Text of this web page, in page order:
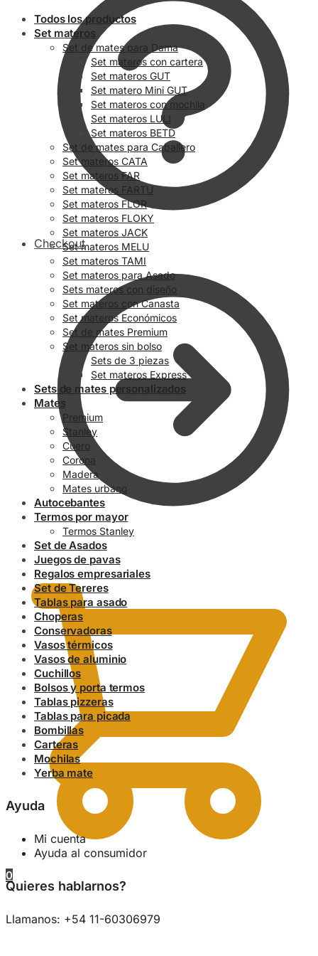
Checkout
0.00 $
0
Todos los productos
Set materos
Set de mates para Dama
Set materos con cartera
Set materos GUT
Set matero Mini GUT
Set materos con mochila
Set materos LULI
Set materos BETD
Set de mates para Caballero
Set materos CATA
Set materos FAR
Set materos FARTU
Set materos FLOR
Set materos FLOKY
Set materos JACK
Set materos MELU
Set materos TAMI
Set materos para Asado
Sets materos con diseño
Set materos con Canasta
Set materos Económicos
Set de mates Premium
Set materos sin bolso
Sets de 3 piezas
Set materos Express
Sets de mates personalizados
Mates
Premium
Stanley
Cuero
Corona
Madera
Mates urbano
Autocebantes
Termos por mayor
Termos Stanley
Set de Asados
Juegos de pavas
Regalos empresariales
Set de Tereres
Tablas para asado
Choperas
Conservadoras
Vasos térmicos
Vasos de aluminio
Cuchillos
Bolsos y porta termos
Tablas pizzeras
Tablas para picada
Bombillas
Carteras
Mochilas
Yerba mate
Ayuda
Mi cuenta
Ayuda al consumidor
Quieres hablarnos?
Llamanos: +54 11-60306979